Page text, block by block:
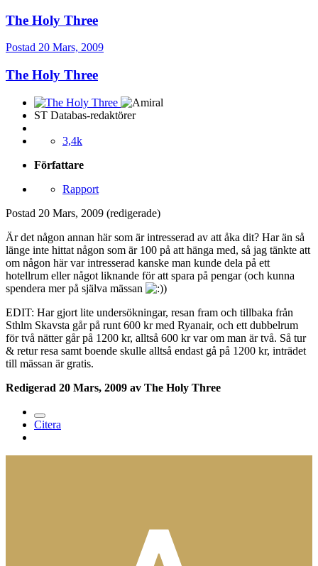
The Holy Three
Postad 20 Mars, 2009
The Holy Three
ST Databas-redaktörer
3,4k
Författare
Rapport
Postad 20 Mars, 2009 (redigerade)
Är det någon annan här som är intresserad av att åka dit? Har än så
länge inte hittat någon som är 100 på att hänga med, så jag tänkte att
om någon här var intresserad kanske man kunde dela på ett
hotellrum eller något liknande för att spara på pengar (och kunna
spendera mer på själva mässan
)
EDIT: Har gjort lite undersökningar, resan fram och tillbaka från
Sthlm Skavsta går på runt 600 kr med Ryanair, och ett dubbelrum
för två nätter går på 1200 kr, alltså 600 kr var om man är två. Så tur
& retur resa samt boende skulle alltså endast gå på 1200 kr, inträdet
till mässan är gratis.
Redigerad 20 Mars, 2009 av The Holy Three
Citera